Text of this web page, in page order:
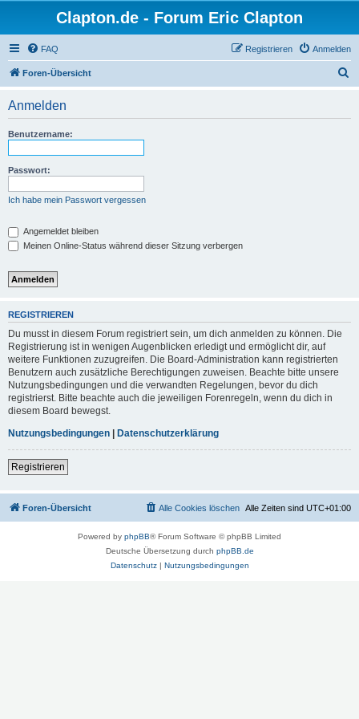
Clapton.de - Forum Eric Clapton
FAQ Anmelden
Registrieren
Foren-Übersicht
Anmelden
Benutzername:
Passwort:
Ich habe mein Passwort vergessen
Angemeldet bleiben
Meinen Online-Status während dieser Sitzung verbergen
REGISTRIEREN
Du musst in diesem Forum registriert sein, um dich anmelden zu können. Die
Registrierung ist in wenigen Augenblicken erledigt und ermöglicht dir, auf
weitere Funktionen zuzugreifen. Die Board-Administration kann registrierten
Benutzern auch zusätzliche Berechtigungen zuweisen. Beachte bitte unsere
Nutzungsbedingungen und die verwandten Regelungen, bevor du dich
registrierst. Bitte beachte auch die jeweiligen Forenregeln, wenn du dich in
diesem Board bewegst.
Nutzungsbedingungen | Datenschutzerklärung
Registrieren
Foren-Übersicht Alle Zeiten sind UTC+01:00
Alle Cookies löschen
Powered by phpBB® Forum Software © phpBB Limited
Deutsche Übersetzung durch phpBB.de
Datenschutz| Nutzungsbedingungen